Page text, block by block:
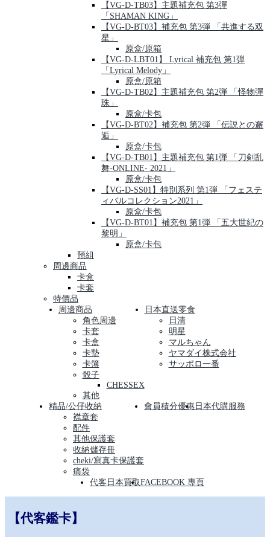
【VG-D-TB03】主題補充包 第3彈
「SHAMAN KING」
【VG-D-BT03】補充包 第3弾 「共進する双
星」
原盒/原箱
【VG-D-LBT01】 Lyrical 補充包 第1弾
「Lyrical Melody」
原盒/原箱
【VG-D-TB02】主題補充包 第2弾 「怪物彈
珠」
原盒/卡包
【VG-D-BT02】補充包 第2弾 「伝説との邂
逅」
原盒/卡包
【VG-D-TB01】主題補充包 第1弾 「刀剣乱
舞-ONLINE- 2021」
原盒/卡包
【VG-D-SS01】特別系列 第1弾 「フェステ
ィバルコレクション2021」
原盒/卡包
【VG-D-BT01】補充包 第1弾 「五大世紀の
黎明」
原盒/卡包
預組
周邊商品
卡盒
卡套
特價品
周邊商品
角色周邊
卡套
卡盒
卡墊
卡簿
骰子
CHESSEX
其他
日本直送零食
日清
明星
マルちゃん
ヤマダイ株式会社
サッポロ一番
精品/公仔收納
襟章套
配件
其他保護套
收納儲存冊
cheki/寫真卡保護套
痛袋
會員積分優惠 日本代購服務
代客日本買取FACEBOOK 專頁
【代客鑑卡】